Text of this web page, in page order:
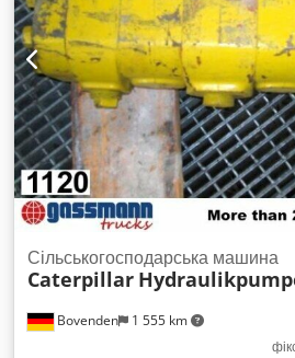
Bovenden 1 555 km
Сільськогосподарська машина
Caterpillar